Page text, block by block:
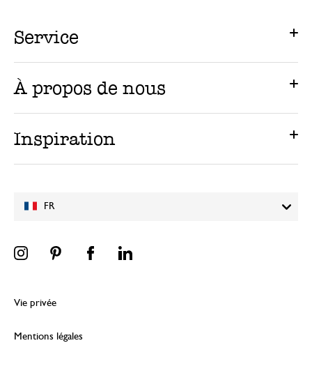
FR
Service
À propos de nous
Inspiration
Vie privée
Mentions légales